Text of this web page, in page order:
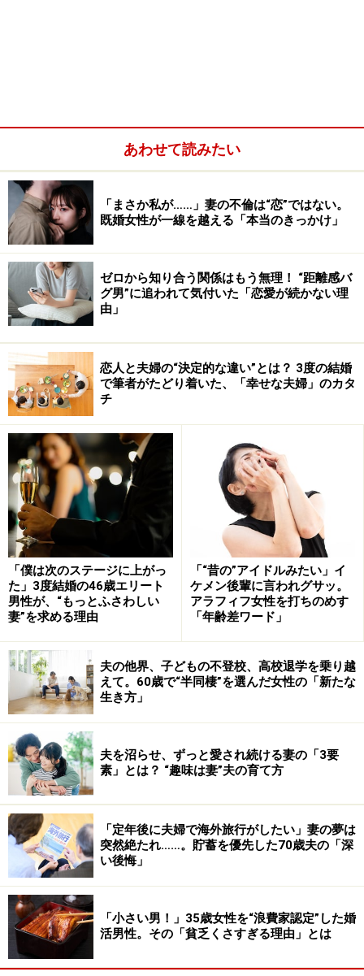
あわせて読みたい
「まさか私が……」妻の不倫は“恋”ではない。
既婚女性が一線を越える「本当のきっかけ」
ゼロから知り合う関係はもう無理！ “距離感バ
グ男”に追われて気付いた「恋愛が続かない理
由」
恋人と夫婦の“決定的な違い”とは？ 3度の結婚
で筆者がたどり着いた、「幸せな夫婦」のカタ
チ
「僕は次のステージに上がっ
た」3度結婚の46歳エリート
男性が、“もっとふさわしい
妻”を求める理由
「“昔の”アイドルみたい」イ
ケメン後輩に言われグサッ。
アラフィフ女性を打ちのめす
「年齢差ワード」
夫の他界、子どもの不登校、高校退学を乗り越
えて。60歳で“半同棲”を選んだ女性の「新たな
生き方」
夫を沼らせ、ずっと愛され続ける妻の「3要
素」とは？ “趣味は妻”夫の育て方
「定年後に夫婦で海外旅行がしたい」妻の夢は
突然絶たれ……。貯蓄を優先した70歳夫の「深
い後悔」
「小さい男！」35歳女性を“浪費家認定”した婚
活男性。その「貧乏くさすぎる理由」とは